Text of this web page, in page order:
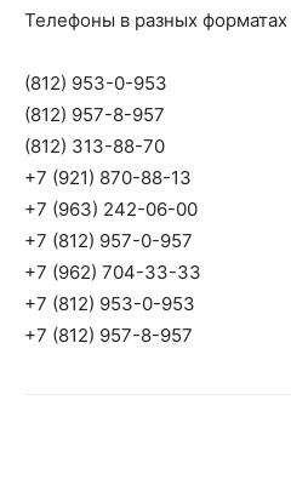
Телефоны в разных форматах
(812) 953-0-953
(812) 957-8-957
(812) 313-88-70
+7 (921) 870-88-13
+7 (963) 242-06-00
+7 (812) 957-0-957
+7 (962) 704-33-33
+7 (812) 953-0-953
+7 (812) 957-8-957